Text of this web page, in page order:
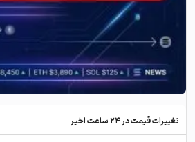
تغییرات قیمت در ۲۴ ساعت اخیر